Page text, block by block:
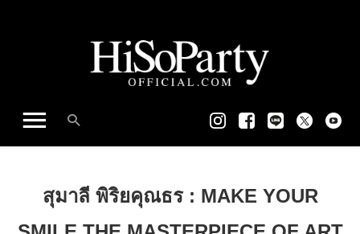
สุมาลี พิริยคุณธร : MAKE YOUR